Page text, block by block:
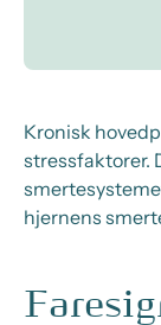
Kronisk
stressfaktorer.
hjernens